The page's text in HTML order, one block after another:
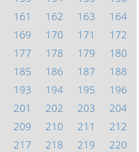
161 162 163
164
169 170 171
172
177 178 179
180
185 186 187
188
193 194 195
196
201 202 203
204
209 210 211
212
217 218 219
220